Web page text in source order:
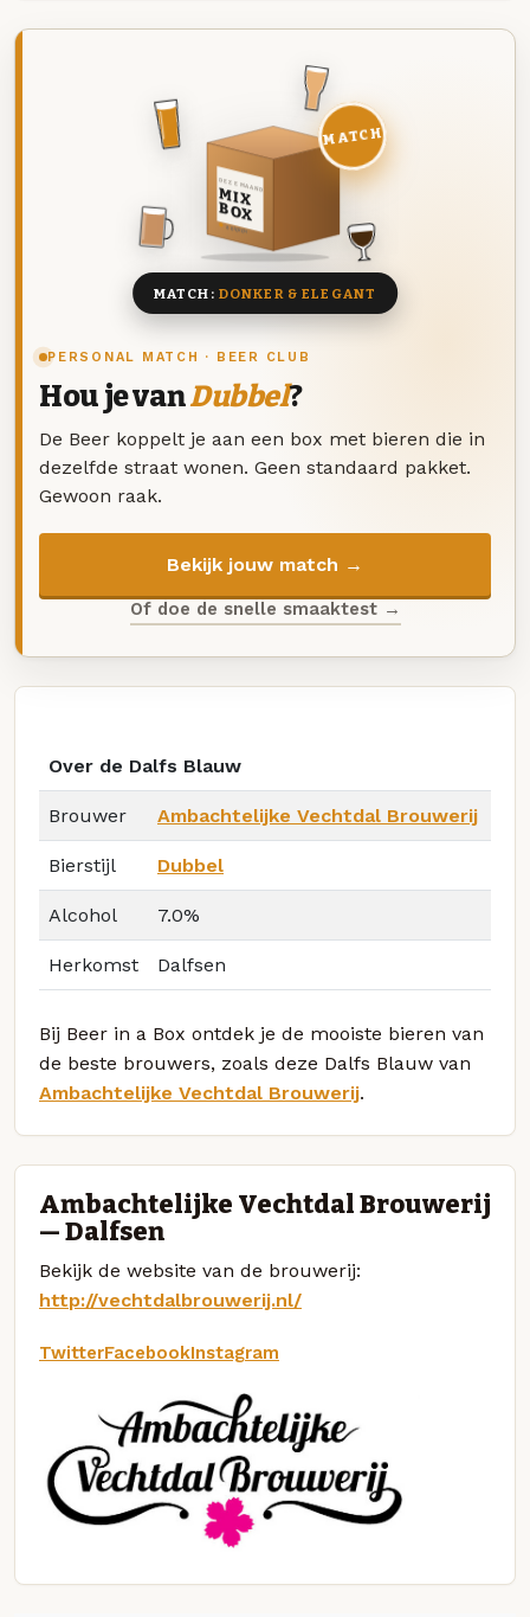
PERSONAL MATCH · BEER CLUB
Hou je vanDubbel?
De Beer koppelt je aan een box met bieren die in
dezelfde straat wonen. Geen standaard pakket.
Gewoon raak.
Bekijk jouw match →
Of doe de snelle smaaktest →
DEZE MAAND
MIX
BOX
8 BIEREN
MATCH
MATCH: DONKER & ELEGANT
Over de Dalfs Blauw
Brouwer Ambachtelijke Vechtdal Brouwerij
Bierstijl Dubbel
Alcohol 7.0%
Herkomst Dalfsen
Bij Beer in a Box ontdek je de mooiste bieren van
de beste brouwers, zoals deze Dalfs Blauw van
Ambachtelijke Vechtdal Brouwerij.
Ambachtelijke Vechtdal Brouwerij
— Dalfsen
Bekijk de website van de brouwerij:
http://vechtdalbrouwerij.nl/
TwitterFacebookInstagram